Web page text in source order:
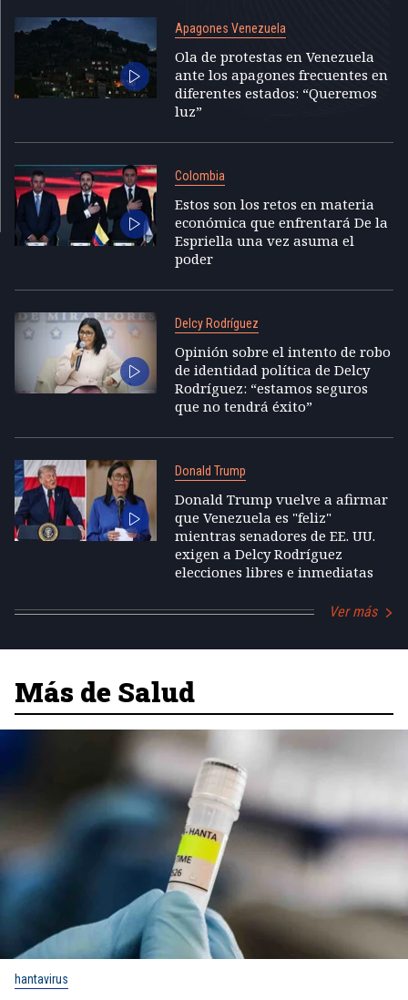
Apagones Venezuela
Ola de protestas en Venezuela
ante los apagones frecuentes en
diferentes estados: “Queremos
luz”
Colombia
Estos son los retos en materia
económica que enfrentará De la
Espriella una vez asuma el
poder
Delcy Rodríguez
Opinión sobre el intento de robo
de identidad política de Delcy
Rodríguez: “estamos seguros
que no tendrá éxito”
Donald Trump
Donald Trump vuelve a afirmar
que Venezuela es "feliz"
mientras senadores de EE. UU.
exigen a Delcy Rodríguez
elecciones libres e inmediatas
Ver más
Más de Salud
hantavirus